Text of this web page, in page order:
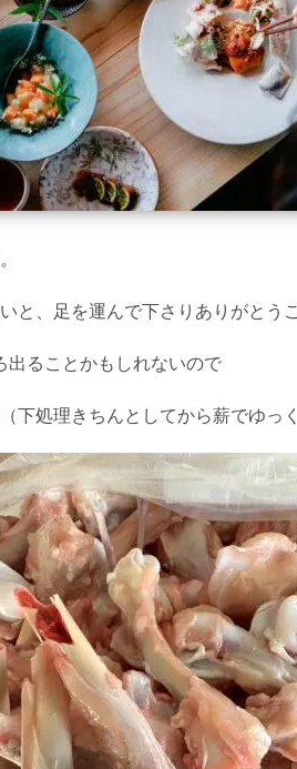
と、足を運んで下さりありがとう
出ることかもしれないので
下処理きちんとしてから薪でゆっ